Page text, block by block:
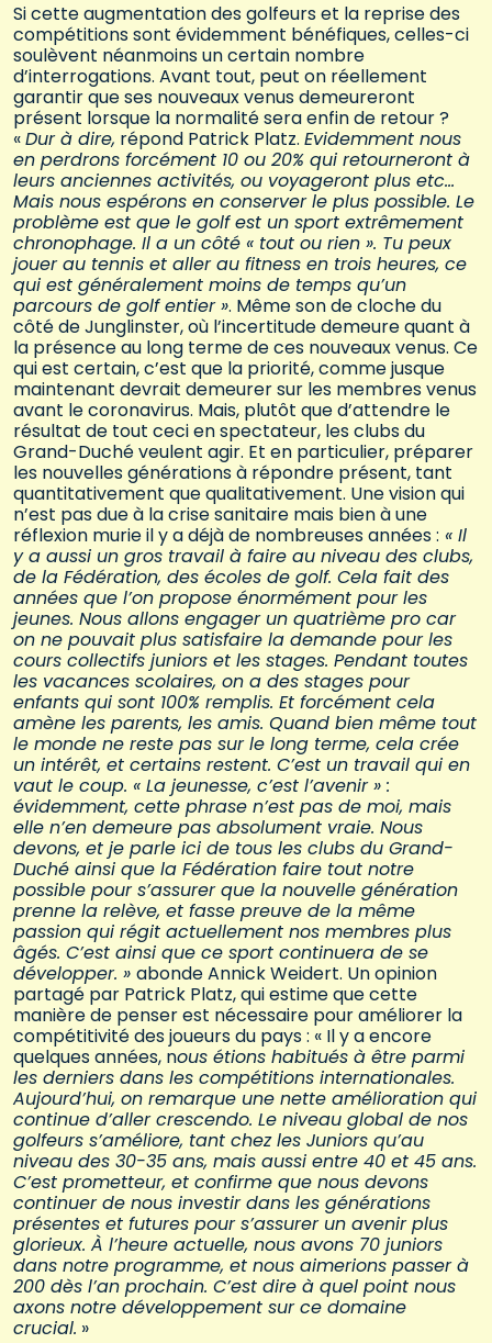
Si cette augmentation des golfeurs et la reprise des
compétitions sont évidemment bénéfiques, celles-ci
soulèvent néanmoins un certain nombre
d’interrogations. Avant tout, peut on réellement
garantir que ses nouveaux venus demeureront
présent lorsque la normalité sera enfin de retour ?
«Dur à dire, répond Patrick Platz. Evidemment nous
en perdrons forcément 10 ou 20% qui retourneront à
leurs anciennes activités, ou voyageront plus etc…
Mais nous espérons en conserver le plus possible. Le
problème est que le golf est un sport extrêmement
chronophage. Il a un côté « tout ou rien ». Tu peux
jouer au tennis et aller au fitness en trois heures, ce
qui est généralement moins de temps qu’un
parcours de golf entier ». Même son de cloche du
côté de Junglinster, où l’incertitude demeure quant à
la présence au long terme de ces nouveaux venus. Ce
qui est certain, c’est que la priorité, comme jusque
maintenant devrait demeurer sur les membres venus
avant le coronavirus. Mais, plutôt que d’attendre le
résultat de tout ceci en spectateur, les clubs du
Grand-Duché veulent agir. Et en particulier, préparer
les nouvelles générations à répondre présent, tant
quantitativement que qualitativement. Une vision qui
n’est pas due à la crise sanitaire mais bien à une
réflexion murie il y a déjà de nombreuses années : « Il
y a aussi un gros travail à faire au niveau des clubs,
de la Fédération, des écoles de golf. Cela fait des
années que l’on propose énormément pour les
jeunes. Nous allons engager un quatrième pro car
on ne pouvait plus satisfaire la demande pour les
cours collectifs juniors et les stages. Pendant toutes
les vacances scolaires, on a des stages pour
enfants qui sont 100% remplis. Et forcément cela
amène les parents, les amis. Quand bien même tout
le monde ne reste pas sur le long terme, cela crée
un intérêt, et certains restent. C’est un travail qui en
vaut le coup. « La jeunesse, c’est l’avenir » :
évidemment, cette phrase n’est pas de moi, mais
elle n’en demeure pas absolument vraie. Nous
devons, et je parle ici de tous les clubs du Grand-
Duché ainsi que la Fédération faire tout notre
possible pour s’assurer que la nouvelle génération
prenne la relève, et fasse preuve de la même
passion qui régit actuellement nos membres plus
âgés. C’est ainsi que ce sport continuera de se
développer. » abonde Annick Weidert. Un opinion
partagé par Patrick Platz, qui estime que cette
manière de penser est nécessaire pour améliorer la
compétitivité des joueurs du pays : « Il y a encore
quelques années, nous étions habitués à être parmi
les derniers dans les compétitions internationales.
Aujourd’hui, on remarque une nette amélioration qui
continue d’aller crescendo. Le niveau global de nos
golfeurs s’améliore, tant chez les Juniors qu’au
niveau des 30-35 ans, mais aussi entre 40 et 45 ans.
C’est prometteur, et confirme que nous devons
continuer de nous investir dans les générations
présentes et futures pour s’assurer un avenir plus
glorieux. À l’heure actuelle, nous avons 70 juniors
dans notre programme, et nous aimerions passer à
200 dès l’an prochain. C’est dire à quel point nous
axons notre développement sur ce domaine
crucial. »